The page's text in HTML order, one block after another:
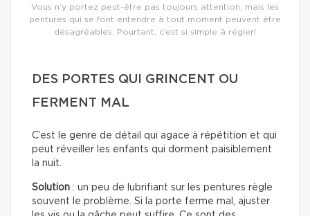
Vous n’y portez peut-être pas toujours attention, mais les
pentures qui se font entendre à tout moment peuvent être
désagréables. Pourtant, c’est si simple à régler!
DES PORTES QUI GRINCENT OU
FERMENT MAL
C’est le genre de détail qui agace à répétition et qui
peut réveiller les enfants qui dorment paisiblement
la nuit.
Solution : un peu de lubrifiant sur les pentures règle
souvent le problème. Si la porte ferme mal, ajuster